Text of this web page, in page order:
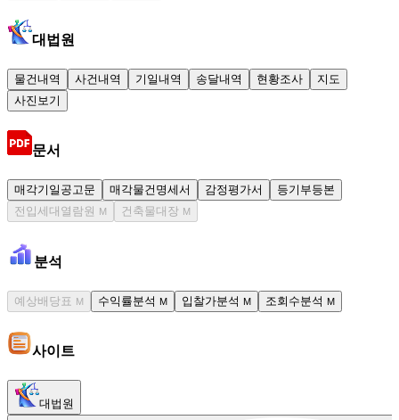
대법원
물건내역 사건내역 기일내역 송달내역 현황조사
지도
사진보기
문서
매각기일공고문 매각물건명세서 감정평가서
등기부등본
전입세대열람원
M 건축물대장 M
분석
예상배당표 M 수익률분석 M 입찰가분석 M 조회수분석 M
사이트
대법원